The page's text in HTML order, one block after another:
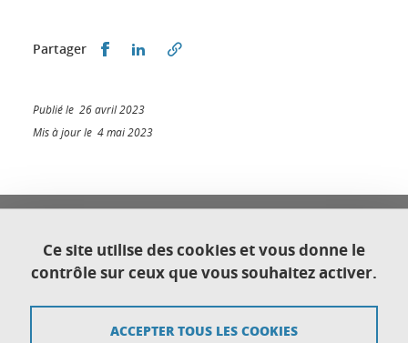
Partager Partager sur Facebook
Partager sur LinkedIn
Publié le 26 avril 2023
Mis à jour le 4 mai 2023
Université Grenoble Alpes
Direction générale déléguée au Développement
international et territorial
38058 Grenoble cedex 9
Ce site utilise des cookies et vous donne le
contrôle sur ceux que vous souhaitez activer.
ACCEPTER TOUS LES COOKIES